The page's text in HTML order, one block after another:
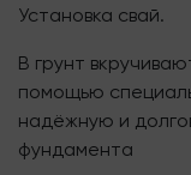
Установка свай.
В грунт
помощью
надёжную и
фундамента